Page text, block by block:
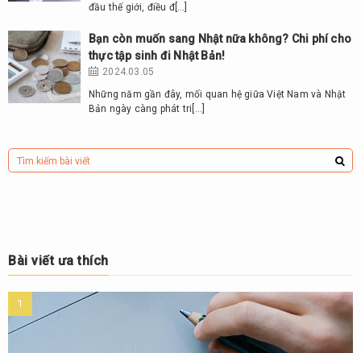
đầu thế giới, điều đ[…]
Bạn còn muốn sang Nhật nữa không? Chi phí cho
thực tập sinh đi Nhật Bản!
2024.03.05
Những năm gần đây, mối quan hệ giữa Việt Nam và Nhật
Bản ngày càng phát tri[…]
Bài viết ưa thích